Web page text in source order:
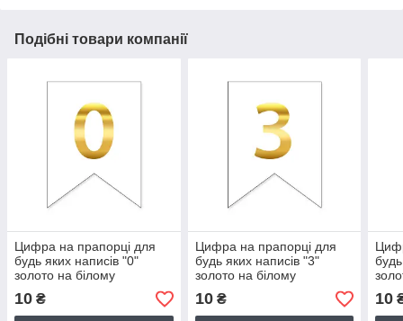
Подібні товари компанії
Цифра на прапорці для
будь яких написів "0"
золото на білому
10 ₴
Цифра на прапорці для
будь яких написів "3"
золото на білому
10₴ 10